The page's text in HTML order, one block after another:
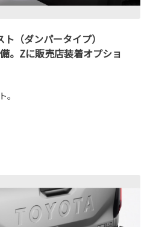
（ダンパータイプ）
。Zに販売店装着オプショ
。